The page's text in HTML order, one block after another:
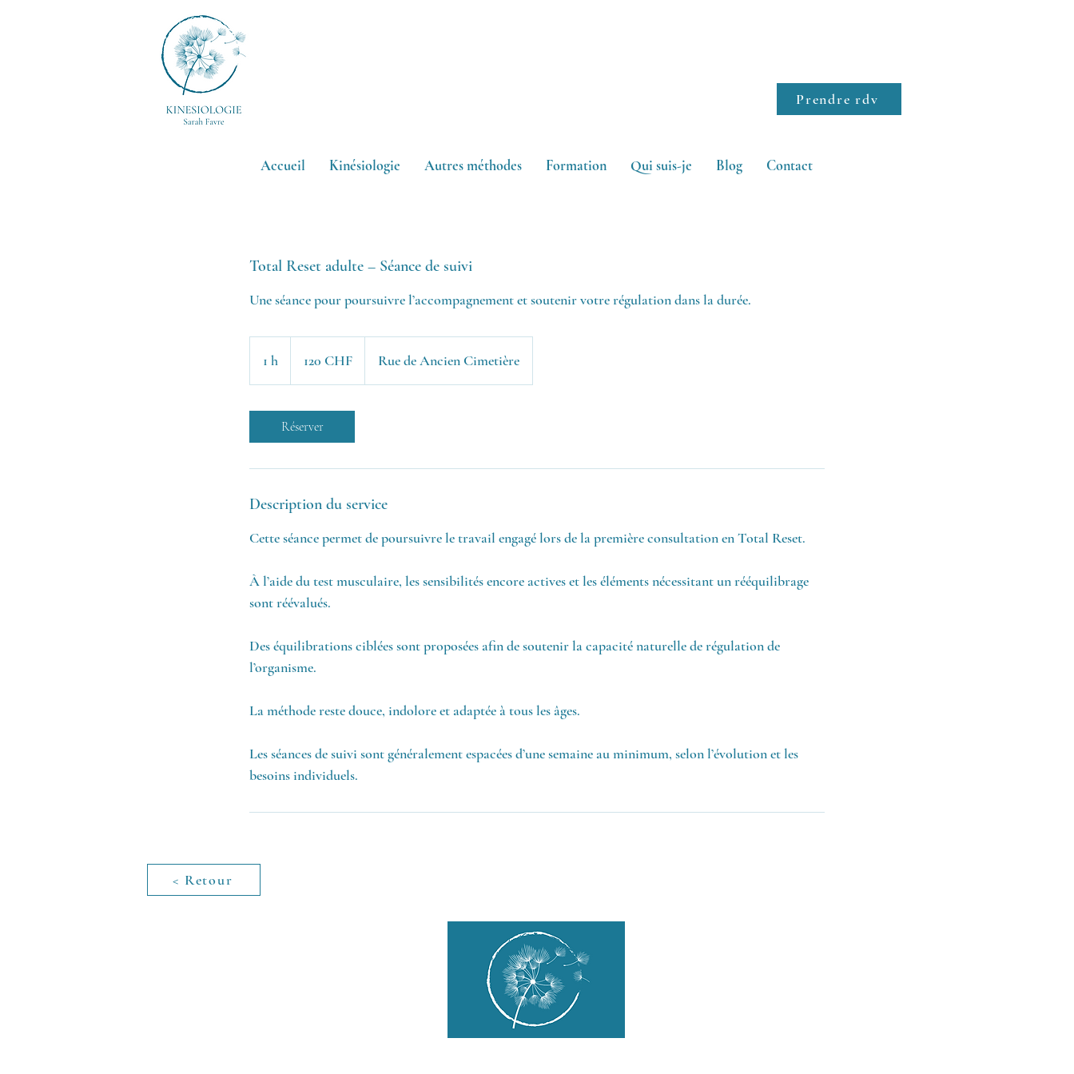
Prendre rdv
Accueil Kinésiologie Autres méthodes Formation Qui suis-je Blog Contact
Total Reset adulte – Séance de suivi
Une séance pour poursuivre l’accompagnement et soutenir votre régulation dans la durée.
1 h
suisses
120 CHF Rue de Ancien Cimetière
Réserver
Description du service
Cette séance permet de poursuivre le travail engagé lors de la première consultation en Total Reset.
À l’aide du test musculaire, les sensibilités encore actives et les éléments nécessitant un rééquilibrage
sont réévalués.
Des équilibrations ciblées sont proposées afin de soutenir la capacité naturelle de régulation de
l’organisme.
La méthode reste douce, indolore et adaptée à tous les âges.
Les séances de suivi sont généralement espacées d’une semaine au minimum, selon l’évolution et les
besoins individuels.
< Retour